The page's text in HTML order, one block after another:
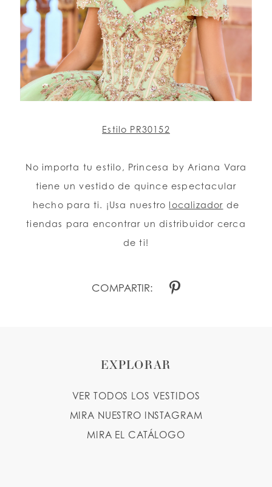
Estilo PR30152
No importa tu estilo, Princesa by Ariana Vara
tiene un vestido de quince espectacular
hecho para ti. ¡Usa nuestro localizador de
tiendas para encontrar un distribuidor cerca
de ti!
COMPARTIR:
EXPLORAR
VER TODOS LOS VESTIDOS
MIRA NUESTRO INSTAGRAM
MIRA EL CATÁLOGO